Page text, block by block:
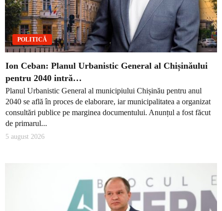
POLITICĂ
Ion Ceban: Planul Urbanistic General al Chișinăului
pentru 2040 intră…
Planul Urbanistic General al municipiului Chișinău pentru anul
2040 se află în proces de elaborare, iar municipalitatea a organizat
consultări publice pe marginea documentului. Anunțul a fost făcut
de primarul...
5 august 2026